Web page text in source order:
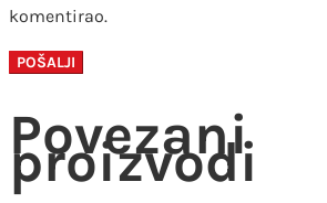
komentirao.
Povezani
proizvodi